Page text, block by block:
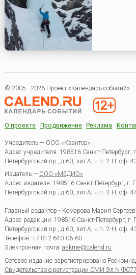
© 2005—2026 Проект «Календарь событий»
О проекте Продвижение Реклама
Учредитель — ООО «Квантор»
Адрес учредителя: 198516 Санкт-Петербург,
Петербургский пр., д.60, лит.А, ч.п. 2-Н, оф.
Издатель — ООО «МЕДИО»
Адрес издателя: 198516 Санкт-Петербург, г.
Петербургский пр., д.60, лит.А, ч.п. 2-Н, оф.
Главный редактор - Комарова Мария
Адрес редакции: 198516 Санкт-Петербург, г.
Петербургский пр., д.60, лит.А, ч.п. 2-Н, оф.
Телефон: +7 812 640-06-60
Электронная почта: askme@calend.ru
Сетевое издание зарегистрировано
Свидетельство о регистрации СМИ Эл.N